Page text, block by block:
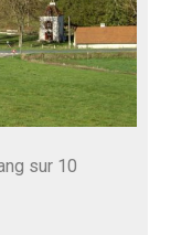
sur 10